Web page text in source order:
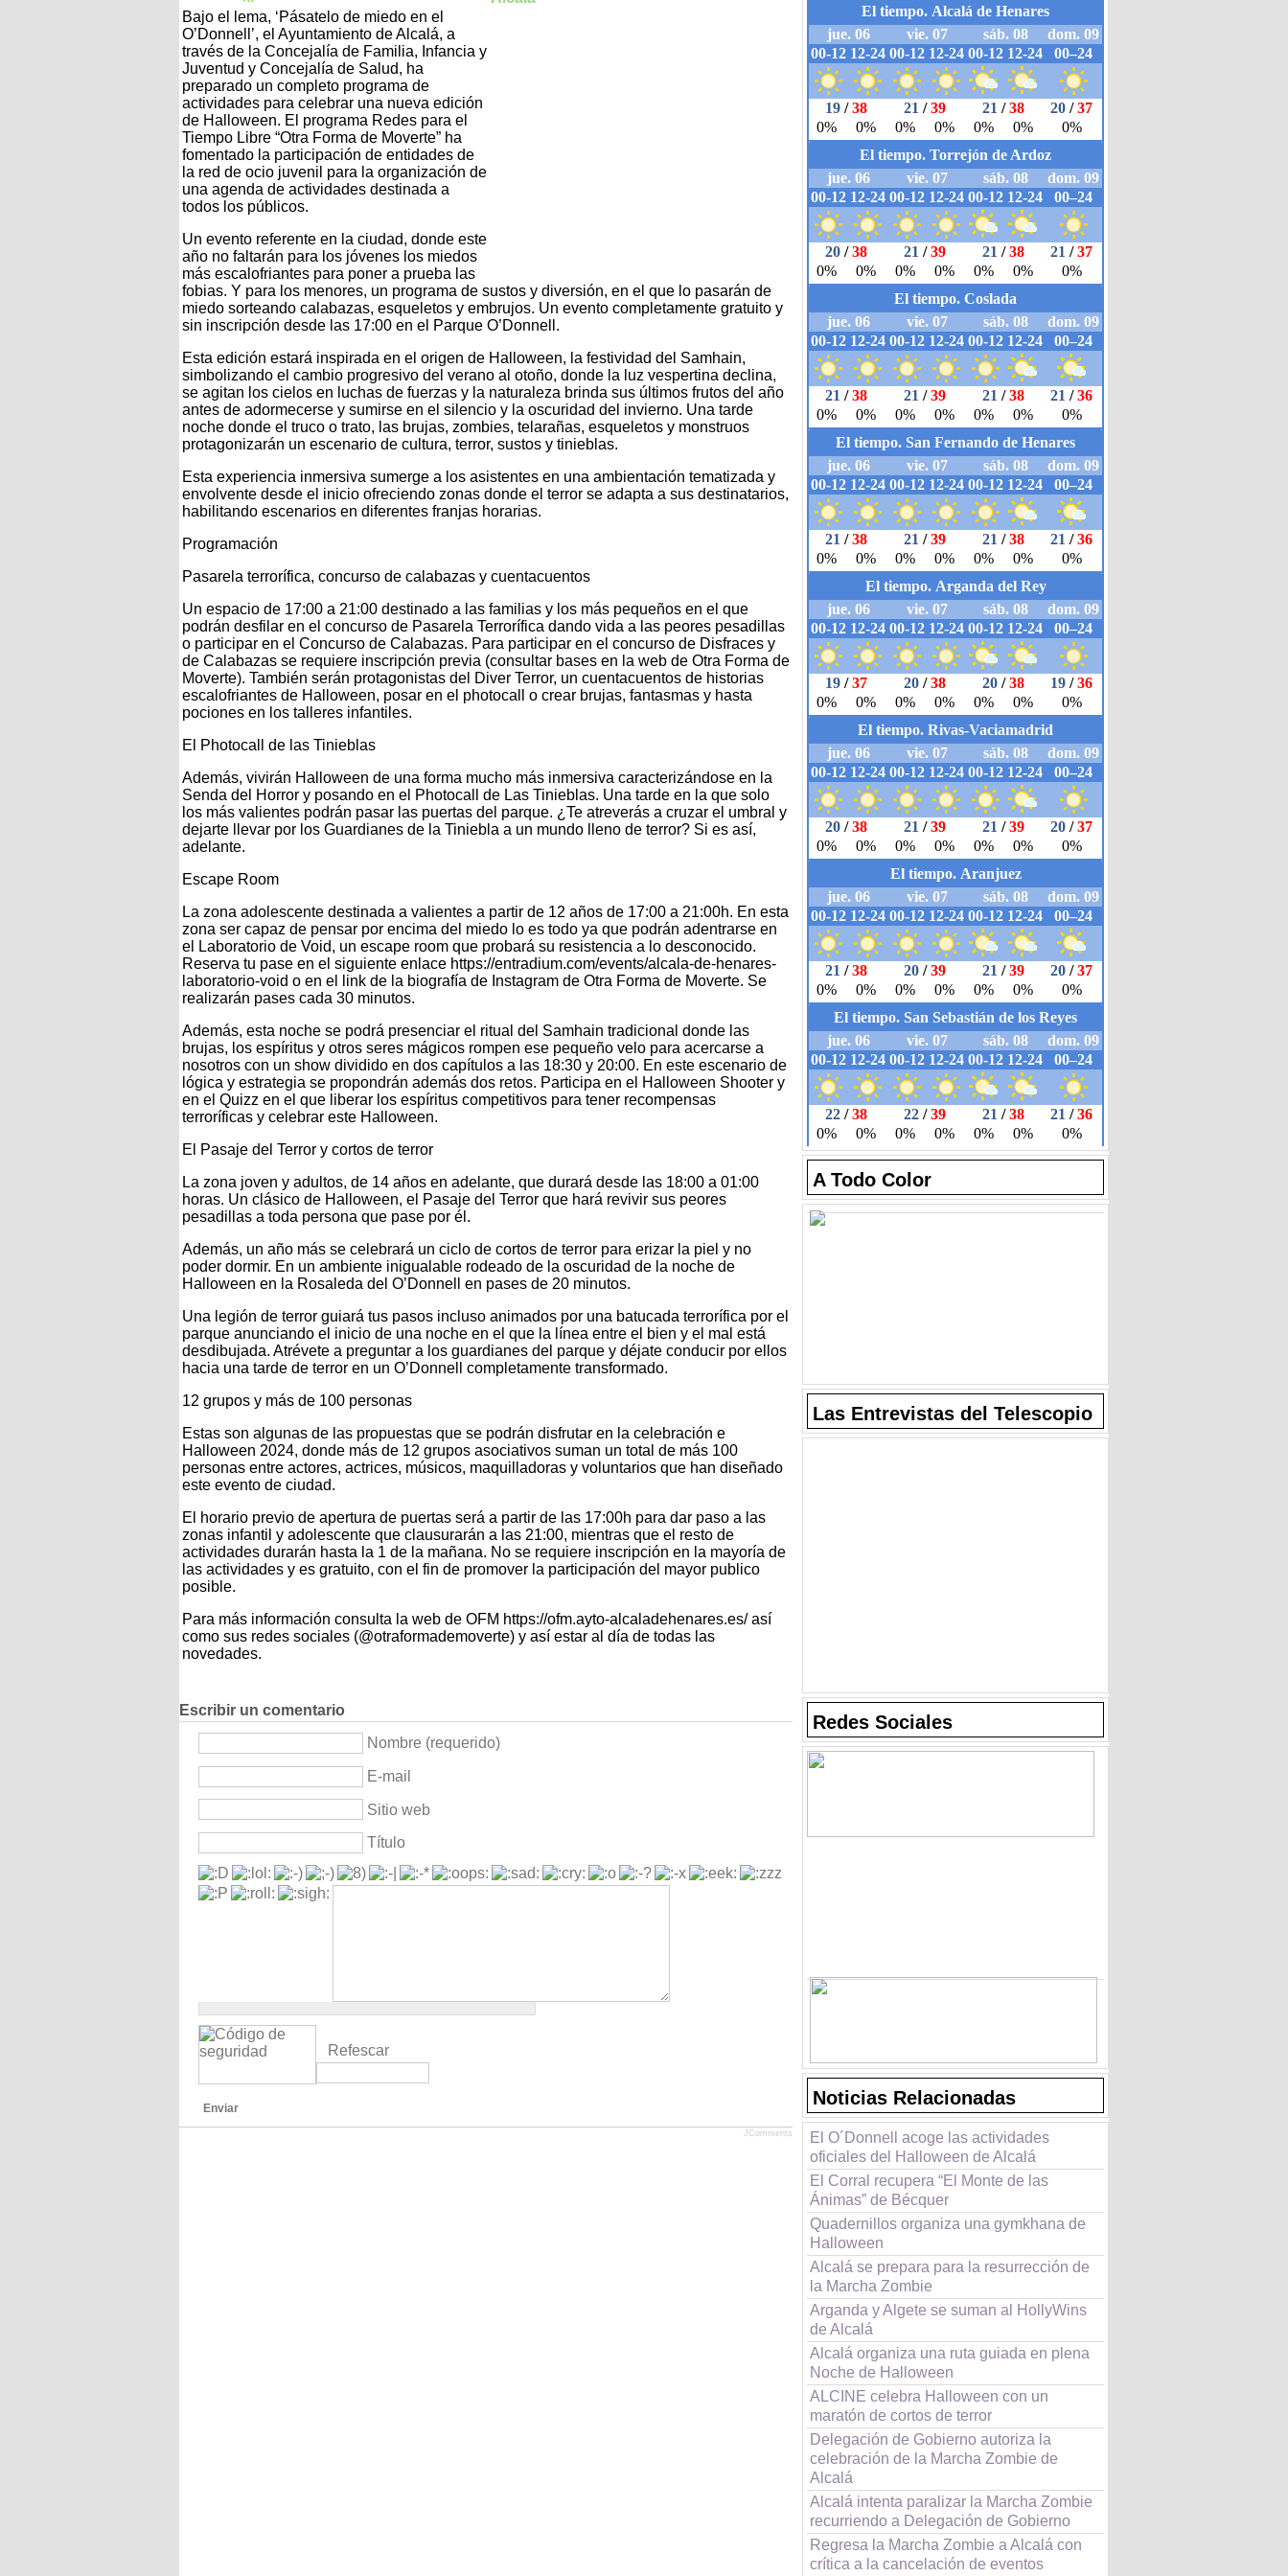
Bajo el lema, ‘Pásatelo de miedo en el
O’Donnell’, el Ayuntamiento de Alcalá, a
través de la Concejalía de Familia, Infancia y
Juventud y Concejalía de Salud, ha
preparado un completo programa de
actividades para celebrar una nueva edición
de Halloween. El programa Redes para el
Tiempo Libre “Otra Forma de Moverte” ha
fomentado la participación de entidades de
la red de ocio juvenil para la organización de
una agenda de actividades destinada a
todos los públicos.
Un evento referente en la ciudad, donde este
año no faltarán para los jóvenes los miedos
más escalofriantes para poner a prueba las
fobias. Y para los menores, un programa de sustos y diversión, en el que lo pasarán de
miedo sorteando calabazas, esqueletos y embrujos. Un evento completamente gratuito y
sin inscripción desde las 17:00 en el Parque O’Donnell.
Esta edición estará inspirada en el origen de Halloween, la festividad del Samhain,
simbolizando el cambio progresivo del verano al otoño, donde la luz vespertina declina,
se agitan los cielos en luchas de fuerzas y la naturaleza brinda sus últimos frutos del año
antes de adormecerse y sumirse en el silencio y la oscuridad del invierno. Una tarde
noche donde el truco o trato, las brujas, zombies, telarañas, esqueletos y monstruos
protagonizarán un escenario de cultura, terror, sustos y tinieblas.
Esta experiencia inmersiva sumerge a los asistentes en una ambientación tematizada y
envolvente desde el inicio ofreciendo zonas donde el terror se adapta a sus destinatarios,
habilitando escenarios en diferentes franjas horarias.
Programación
Pasarela terrorífica, concurso de calabazas y cuentacuentos
Un espacio de 17:00 a 21:00 destinado a las familias y los más pequeños en el que
podrán desfilar en el concurso de Pasarela Terrorífica dando vida a las peores pesadillas
o participar en el Concurso de Calabazas. Para participar en el concurso de Disfraces y
de Calabazas se requiere inscripción previa (consultar bases en la web de Otra Forma de
Moverte). También serán protagonistas del Diver Terror, un cuentacuentos de historias
escalofriantes de Halloween, posar en el photocall o crear brujas, fantasmas y hasta
pociones en los talleres infantiles.
El Photocall de las Tinieblas
Además, vivirán Halloween de una forma mucho más inmersiva caracterizándose en la
Senda del Horror y posando en el Photocall de Las Tinieblas. Una tarde en la que solo
los más valientes podrán pasar las puertas del parque. ¿Te atreverás a cruzar el umbral y
dejarte llevar por los Guardianes de la Tiniebla a un mundo lleno de terror? Si es así,
adelante.
Escape Room
La zona adolescente destinada a valientes a partir de 12 años de 17:00 a 21:00h. En esta
zona ser capaz de pensar por encima del miedo lo es todo ya que podrán adentrarse en
el Laboratorio de Void, un escape room que probará su resistencia a lo desconocido.
Reserva tu pase en el siguiente enlace https://entradium.com/events/alcala-de-henares-
laboratorio-void o en el link de la biografía de Instagram de Otra Forma de Moverte. Se
realizarán pases cada 30 minutos.
Además, esta noche se podrá presenciar el ritual del Samhain tradicional donde las
brujas, los espíritus y otros seres mágicos rompen ese pequeño velo para acercarse a
nosotros con un show dividido en dos capítulos a las 18:30 y 20:00. En este escenario de
lógica y estrategia se propondrán además dos retos. Participa en el Halloween Shooter y
en el Quizz en el que liberar los espíritus competitivos para tener recompensas
terroríficas y celebrar este Halloween.
El Pasaje del Terror y cortos de terror
La zona joven y adultos, de 14 años en adelante, que durará desde las 18:00 a 01:00
horas. Un clásico de Halloween, el Pasaje del Terror que hará revivir sus peores
pesadillas a toda persona que pase por él.
Además, un año más se celebrará un ciclo de cortos de terror para erizar la piel y no
poder dormir. En un ambiente inigualable rodeado de la oscuridad de la noche de
Halloween en la Rosaleda del O’Donnell en pases de 20 minutos.
Una legión de terror guiará tus pasos incluso animados por una batucada terrorífica por el
parque anunciando el inicio de una noche en el que la línea entre el bien y el mal está
desdibujada. Atrévete a preguntar a los guardianes del parque y déjate conducir por ellos
hacia una tarde de terror en un O’Donnell completamente transformado.
12 grupos y más de 100 personas
Estas son algunas de las propuestas que se podrán disfrutar en la celebración e
Halloween 2024, donde más de 12 grupos asociativos suman un total de más 100
personas entre actores, actrices, músicos, maquilladoras y voluntarios que han diseñado
este evento de ciudad.
El horario previo de apertura de puertas será a partir de las 17:00h para dar paso a las
zonas infantil y adolescente que clausurarán a las 21:00, mientras que el resto de
actividades durarán hasta la 1 de la mañana. No se requiere inscripción en la mayoría de
las actividades y es gratuito, con el fin de promover la participación del mayor publico
posible.
Para más información consulta la web de OFM https://ofm.ayto-alcaladehenares.es/ así
como sus redes sociales (@otraformademoverte) y así estar al día de todas las
novedades.
Escribir un comentario
Nombre (requerido)
E-mail
Sitio web
Título
Refescar
Enviar
JComments
A Todo Color
Las Entrevistas del Telescopio
Redes Sociales
Noticias Relacionadas
El O´Donnell acoge las actividades
oficiales del Halloween de Alcalá
El Corral recupera “El Monte de las
Ánimas” de Bécquer
Quadernillos organiza una gymkhana de
Halloween
Alcalá se prepara para la resurrección de
la Marcha Zombie
Arganda y Algete se suman al HollyWins
de Alcalá
Alcalá organiza una ruta guiada en plena
Noche de Halloween
ALCINE celebra Halloween con un
maratón de cortos de terror
Delegación de Gobierno autoriza la
celebración de la Marcha Zombie de
Alcalá
Alcalá intenta paralizar la Marcha Zombie
recurriendo a Delegación de Gobierno
Regresa la Marcha Zombie a Alcalá con
crítica a la cancelación de eventos